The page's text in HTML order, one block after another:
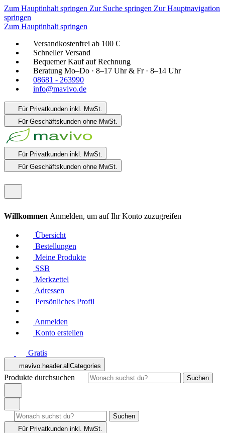
Zum Hauptinhalt springen Zur Suche springen Zur Hauptnavigation
springen
Zum Hauptinhalt springen
Versandkostenfrei ab 100 €
Schneller Versand
Bequemer Kauf auf Rechnung
Beratung Mo–Do · 8–17 Uhr & Fr · 8–14 Uhr
08681 - 263990
info@mavivo.de
Für Privatkunden inkl. MwSt.
Für Geschäftskunden ohne MwSt.
Für Privatkunden inkl. MwSt.
Für Geschäftskunden ohne MwSt.
Willkommen Anmelden, um auf Ihr Konto zuzugreifen
Übersicht
Bestellungen
Meine Produkte
SSB
Merkzettel
Adressen
Persönliches Profil
Anmelden
Konto erstellen
Gratis
mavivo.header.allCategories
Produkte durchsuchen Suchen
Suchen
Für Privatkunden inkl. MwSt.